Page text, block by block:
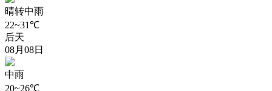
晴转中雨
22~31℃
后天
08月08日
中雨
20~26℃